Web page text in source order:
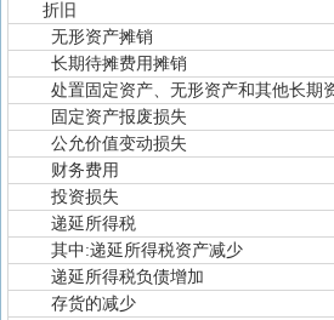
折旧
无形资产摊销
长期待摊费用摊销
处置固定资产、无形资产和其他长期
固定资产报废损失
公允价值变动损失
财务费用
投资损失
递延所得税
其中:递延所得税资产减少
递延所得税负债增加
存货的减少